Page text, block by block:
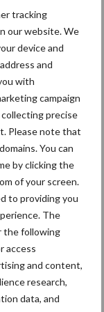
tracking
our website. We
device and
and
with
campaign
precise
Please note that
You can
by clicking the
of your screen.
to providing you
The
the following
access
and content,
research,
data, and
handel
vaak
en
in